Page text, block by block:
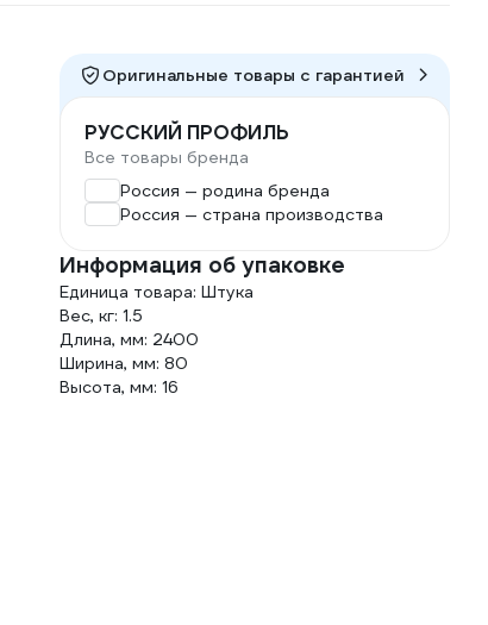
Оригинальные товары c гарантией
РУССКИЙ ПРОФИЛЬ
Все товары бренда
Россия — родина бренда
Россия — страна производства
Информация об упаковке
Единица товара: Штука
Вес, кг: 1.5
Длина, мм: 2400
Ширина, мм: 80
Высота, мм: 16